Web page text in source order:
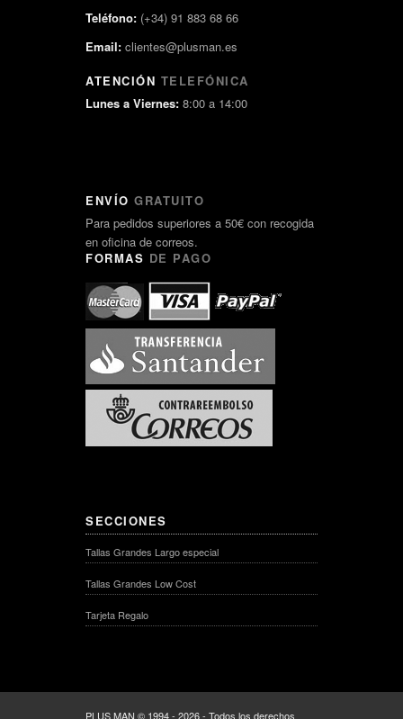
Teléfono: (+34) 91 883 68 66
Email: clientes@plusman.es
ATENCIÓN TELEFÓNICA
Lunes a Viernes: 8:00 a 14:00
ENVÍO GRATUITO
Para pedidos superiores a 50€ con recogida
en oficina de correos.
FORMAS DE PAGO
SECCIONES
Tallas Grandes Largo especial
Tallas Grandes Low Cost
Tarjeta Regalo
PLUS MAN © 1994 - 2026 - Todos los derechos